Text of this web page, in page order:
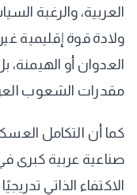
العربية، والرغبة
ولادة قوة إقليمية
العدوان أو الهيمنة،
مقدرات الشعوب
كما أن التكامل
صناعية عربية كبرى
الاكتفاء الذاتي